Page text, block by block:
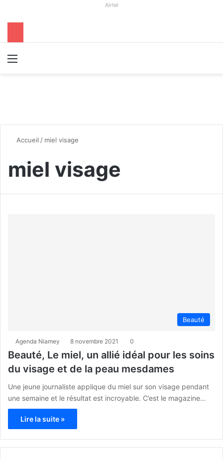
Airtel
Accueil / miel visage
miel visage
Beauté
Agenda Niamey 8 novembre 2021 0
Beauté, Le miel, un allié idéal pour les soins
du visage et de la peau mesdames
Une jeune journaliste applique du miel sur son visage pendant
une semaine et le résultat est incroyable. C’est le magazine…
Lire la suite »